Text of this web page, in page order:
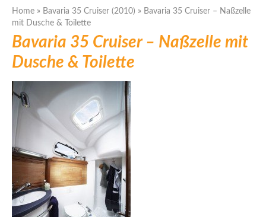
Home » Bavaria 35 Cruiser (2010) » Bavaria 35 Cruiser – Naßzelle
mit Dusche & Toilette
Bavaria 35 Cruiser – Naßzelle mit
Dusche & Toilette